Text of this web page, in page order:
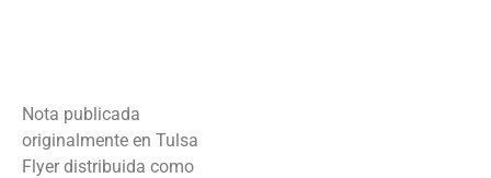
Nota publicada
originalmente en Tulsa
Flyer distribuida como